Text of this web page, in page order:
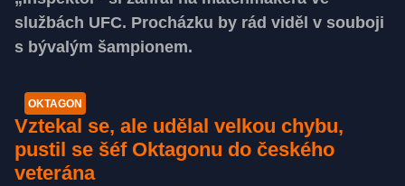
službách UFC. Procházku by rád viděl v souboji
s bývalým šampionem.
OKTAGON
Vztekal se, ale udělal velkou chybu,
pustil se šéf Oktagonu do českého
veterána